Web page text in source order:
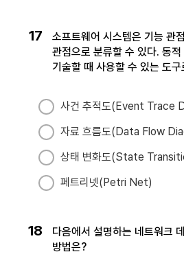
17
소프트웨어 시스템은 기능 관
관점으로 분류할 수 있다. 동
기술할 때 사용할 수 있는 도
사건 추적도(Event Trace
자료 흐름도(Data Flow
상태 변화도(State
페트리넷(Petri Net)
18
다음에서 설명하는 네트워크
방법은?